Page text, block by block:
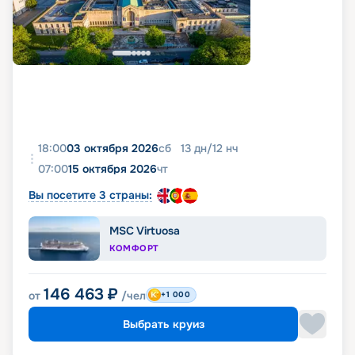
18:0003 октября 2026сб 13 дн/12 нч
07:0015 октября 2026чт
Вы посетите 3 страны:
MSC Virtuosa
КОМФОРТ
от 146 463 ₽ /чел +1 000
Выбрать круиз